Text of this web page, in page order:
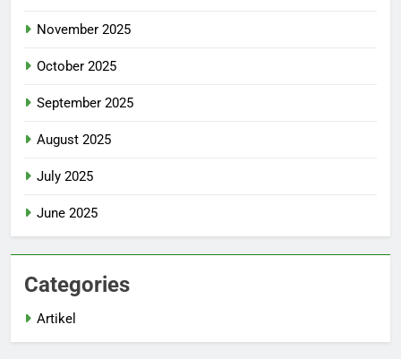
November 2025
October 2025
September 2025
August 2025
July 2025
June 2025
Categories
Artikel